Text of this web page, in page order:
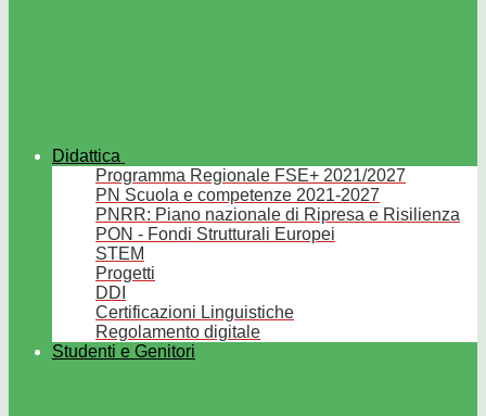
Didattica
Programma Regionale FSE+ 2021/2027
PN Scuola e competenze 2021-2027
PNRR: Piano nazionale di Ripresa e Risilienza
PON - Fondi Strutturali Europei
STEM
Progetti
DDI
Certificazioni Linguistiche
Regolamento digitale
Studenti e Genitori